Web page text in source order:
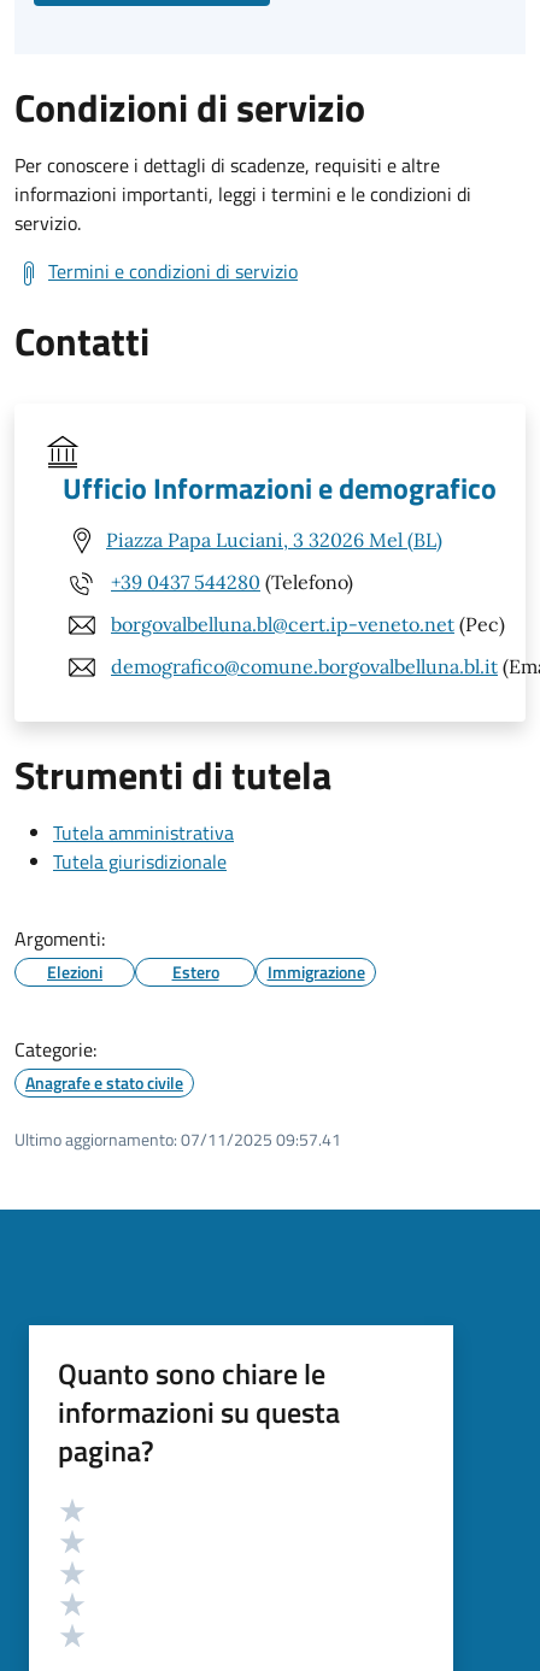
Condizioni di servizio
Per conoscere i dettagli di scadenze, requisiti e altre
informazioni importanti, leggi i termini e le condizioni di
servizio.
Termini e condizioni di servizio
Contatti
Ufficio Informazioni e demografico
Piazza Papa Luciani, 3 32026 Mel (BL)
+39 0437 544280 (Telefono)
borgovalbelluna.bl@cert.ip-veneto.net (Pec)
demografico@comune.borgovalbelluna.bl.it
Strumenti di tutela
Tutela amministrativa
Tutela giurisdizionale
Argomenti:
Elezioni Estero Immigrazione
Categorie:
Anagrafe e stato civile
Ultimo aggiornamento:07/11/2025 09:57.41
Quanto sono chiare le
informazioni su questa
pagina?
Valutazione